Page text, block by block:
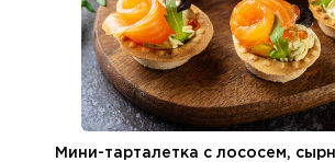
Мини-тарталетка с лососем,